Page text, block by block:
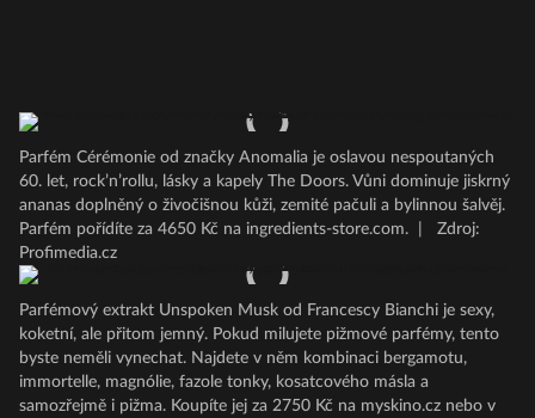
Parfém Cérémonie od značky Anomalia je oslavou nespoutaných
60. let, rock’n’rollu, lásky a kapely The Doors. Vůni dominuje jiskrný
ananas doplněný o živočišnou kůži, zemité pačuli a bylinnou šalvěj.
Parfém pořídíte za 4650 Kč na ingredients-store.com.
Zdroj:
Profimedia.cz
Parfémový extrakt Unspoken Musk od Francescy Bianchi je sexy,
koketní, ale přitom jemný. Pokud milujete pižmové parfémy, tento
byste neměli vynechat. Najdete v něm kombinaci bergamotu,
immortelle, magnólie, fazole tonky, kosatcového másla a
samozřejmě i pižma. Koupíte jej za 2750 Kč na myskino.cz nebo v